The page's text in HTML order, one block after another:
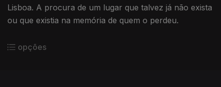
Lisboa. A procura de um lugar que talvez já não exista
ou que existia na memória de quem o perdeu.
opções